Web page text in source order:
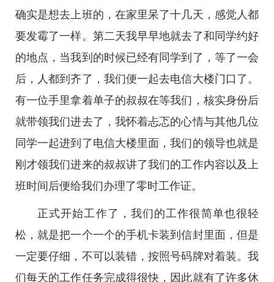
确实是想去上班的，在家里呆了十几天，感觉人都
要发霉了一样。第二天我早早地就去了和同学约好
的地点，当我到的时候已经有同学到了，等了一会
后，人都到齐了，我们便一起去电信大楼门口了。
有一位手里拿着单子的叔叔在等我们，核实身份后
就带领我们进去了，我怀着忐忑的心情与其他几位
同学一起进到了电信大楼里面，我们的领导也就是
刚才领我们进来的叔叔讲了我们的工作内容以及上
班时间后便给我们办理了零时工作证。
正式开始工作了，我们的工作很简单也很轻
松，就是把一个一个的手机卡装到信封里面，但是
一定要仔细，不可以装错，按照号码牌对着装。我
们每天的工作任务完成得很快，因此就有了许多休